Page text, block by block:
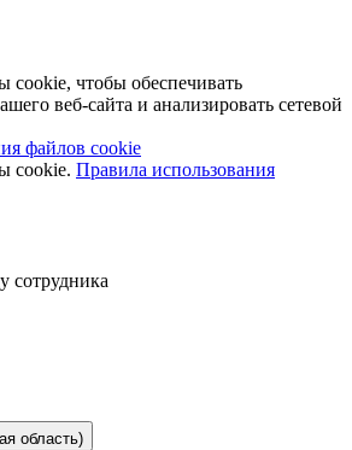
чтобы обеспечивать
веб-сайта и анализировать сетевой
файлов cookie
cookie. Правила использования
сотрудника
область)